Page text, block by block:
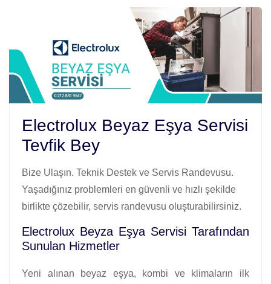
Electrolux Beyaz Eşya Servisi
Tevfik Bey
Bize Ulaşın. Teknik Destek ve Servis Randevusu.
Yaşadığınız problemleri en güvenli ve hızlı şekilde
birlikte çözebilir, servis randevusu oluşturabilirsiniz.
Electrolux Beyza Eşya Servisi Tarafından
Sunulan Hizmetler
Yeni alınan beyaz eşya, kombi ve klimaların ilk